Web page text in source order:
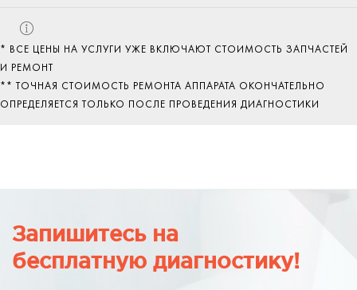
Настройка ПО
Бесплатная диагностика, вне зависимости от
того, заказываете ли вы в дальнейшем
ремонт у нас.
900
* ВСЕ ЦЕНЫ НА УСЛУГИ УЖЕ ВКЛЮЧАЮТ СТОИМОСТЬ ЗАПЧАСТЕЙ
И РЕМОНТ
** ТОЧНАЯ СТОИМОСТЬ РЕМОНТА АППАРАТА ОКОНЧАТЕЛЬНО
ОПРЕДЕЛЯЕТСЯ ТОЛЬКО ПОСЛЕ ПРОВЕДЕНИЯ ДИАГНОСТИКИ
Запишитесь на
бесплатную диагностику!